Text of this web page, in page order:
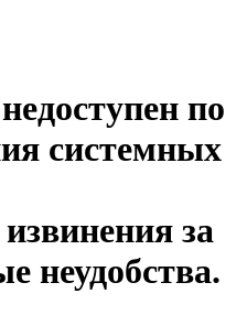
по
системных
за
неудобства.